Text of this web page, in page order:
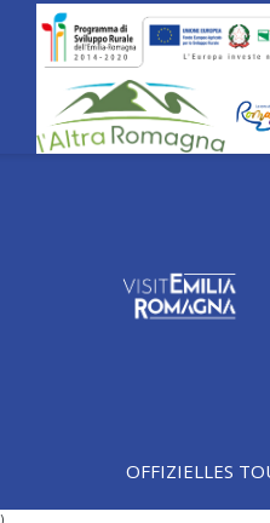
OFFIZIELLES